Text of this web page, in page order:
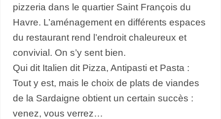
pizzeria dans le quartier Saint François du
Havre. L’aménagement en différents espaces
du restaurant rend l’endroit chaleureux et
convivial. On s’y sent bien.
Qui dit Italien dit Pizza, Antipasti et Pasta :
Tout y est, mais le choix de plats de viandes
de la Sardaigne obtient un certain succès :
venez, vous verrez…